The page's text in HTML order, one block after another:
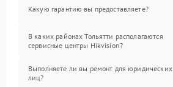
Какую гарантию вы предоставляете?
В каких районах Тольятти располагаются
сервисные центры Hikvision?
Выполняете ли вы ремонт для юридических
лиц?